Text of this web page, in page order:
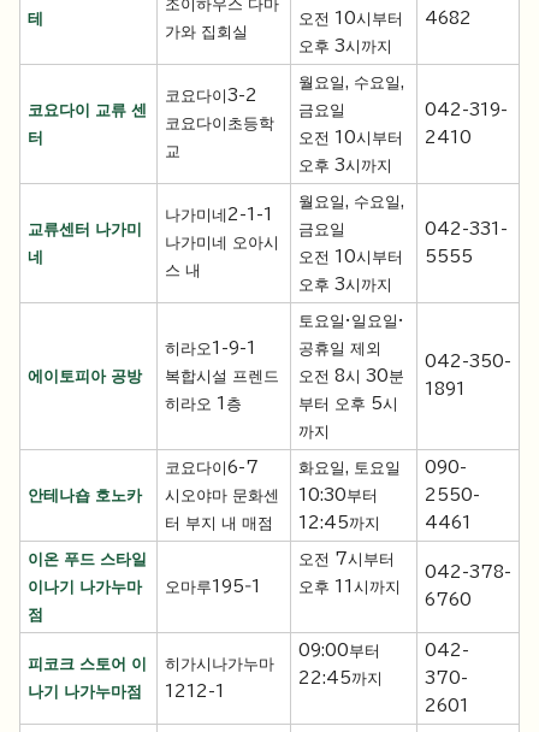
테
조이하우스 다마
가와 집회실
오전 10시부터
오후 3시까지
4682
코요다이 교류 센
터
코요다이3-2
코요다이초등학
교
월요일, 수요일,
금요일
오전 10시부터
오후 3시까지
042-319-
2410
교류센터 나가미
네
나가미네2-1-1
나가미네 오아시
스 내
월요일, 수요일,
금요일
오전 10시부터
오후 3시까지
042-331-
5555
에이토피아 공방
히라오1-9-1
복합시설 프렌드
히라오 1층
토요일·일요일·
공휴일 제외
오전 8시 30분
부터 오후 5시
까지
042-350-
1891
안테나숍 호노카
코요다이6-7
시오야마 문화센
터 부지 내 매점
화요일, 토요일
10:30부터
12:45까지
090-
2550-
4461
이온 푸드 스타일
이나기 나가누마
점
오마루195‐1
오전 7시부터
오후 11시까지
042-378-
6760
피코크 스토어 이
나기 나가누마점
히가시나가누마
1212-1
09:00부터
22:45까지
042-
370-
2601